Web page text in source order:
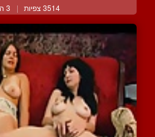
3514 צפיות | 3 המלצות